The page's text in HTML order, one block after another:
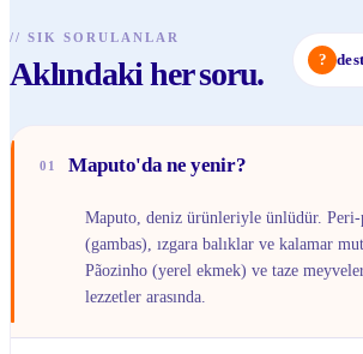
// SIK SORULANLAR
Aklındaki her soru. ?
01 Maputo'da ne yenir?
Maputo, deniz ürünleriyle ünlüdür.
(gambas), ızgara balıklar ve kalamar
Pãozinho (yerel ekmek) ve taze
lezzetler arasında.